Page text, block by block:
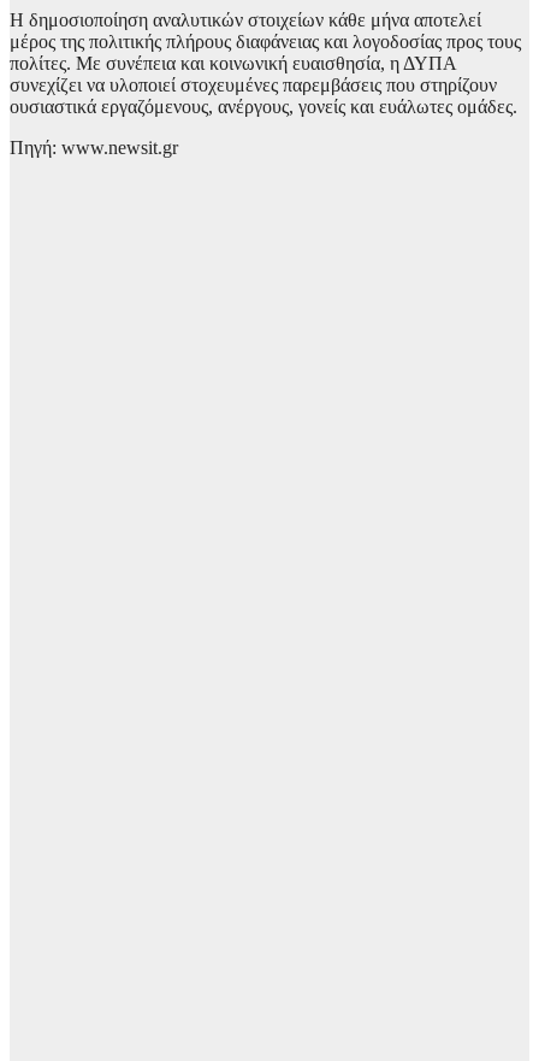
Η δημοσιοποίηση αναλυτικών στοιχείων κάθε μήνα αποτελεί
μέρος της πολιτικής πλήρους διαφάνειας και λογοδοσίας προς τους
πολίτες. Με συνέπεια και κοινωνική ευαισθησία, η ΔΥΠΑ
συνεχίζει να υλοποιεί στοχευμένες παρεμβάσεις που στηρίζουν
ουσιαστικά εργαζόμενους, ανέργους, γονείς και ευάλωτες ομάδες.
Πηγή: www.newsit.gr